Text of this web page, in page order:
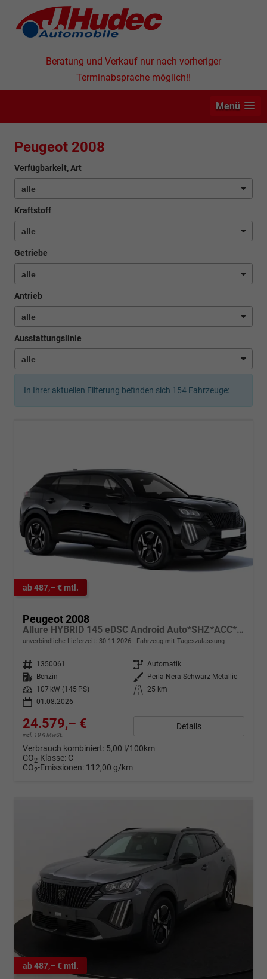
Beratung und Verkauf nur nach vorheriger
Terminabsprache möglich!!
Menü
Peugeot 2008
Verfügbarkeit, Art
Kraftstoff
Getriebe
Antrieb
Ausstattungslinie
In Ihrer aktuellen Filterung befinden sich 154 Fahrzeuge:
ab 487,– € mtl.
Peugeot 2008
Allure HYBRID 145 eDSC Android Auto*SHZ*ACC*360°*Totwinkel*Klimaauto
unverbindliche Lieferzeit: 30.11.2026 Fahrzeug mit Tageszulassung
Fahrzeugnr. 1350061 Getriebe Automatik
Kraftstoff
Benzin Außenfarbe
Perla Nera Schwarz Metallic
Leistung
107 kW (145 PS) Kilometerstand
25 km
01.08.2026
24.579,– €
incl. 19% MwSt.
Details
Verbrauch kombiniert: 5,00 l/100km
CO2-Klasse: C
CO2-Emissionen: 112,00 g/km
ab 487,– € mtl.